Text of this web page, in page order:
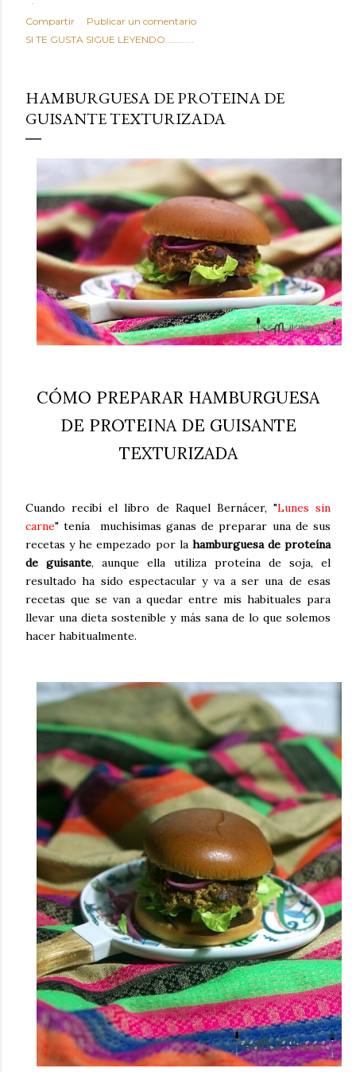
típicas patatas de bolsa, frutos secos fritos o snacks
ultraprocesados llenos de grasas saturadas y sodio?
Todos hemos estado ahí. Sin embargo, cuidarse no tiene
satisface. Estas alubias crujientes al horno van a cambiar
por completo tu forma de ver las legumbres. Olvídate de
asociar las alubias únicamente a los guisos tradicionales y
revolucionaria, transformaremos un ingrediente tan
humilde como la alubia de La Bañeza en un snack ligero,
dorado, cargado de proteína y 100% natural. Es el
sustituto perfecto a los frutos se...
Compartir
Publicar un comentario
SI TE GUSTA SIGUE LEYENDO............
HAMBURGUESA DE PROTEINA DE
GUISANTE TEXTURIZADA
CÓMO PREPARAR HAMBURGUESA
DE PROTEINA DE GUISANTE
TEXTURIZADA
Cuando recibí el libro de Raquel Bernácer, "Lunes sin
carne" tenía muchísimas ganas de preparar una de sus
recetas y he empezado por la hamburguesa de proteína
de guisante, aunque ella utiliza proteína de soja, el
resultado ha sido espectacular y va a ser una de esas
recetas que se van a quedar entre mis habituales para
llevar una dieta sostenible y más sana de lo que solemos
hacer habitualmente.